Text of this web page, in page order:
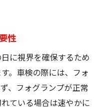
性
に視界を確保するため
。車検の際には、フォ
、フォグランプが正常
ている場合は速やかに